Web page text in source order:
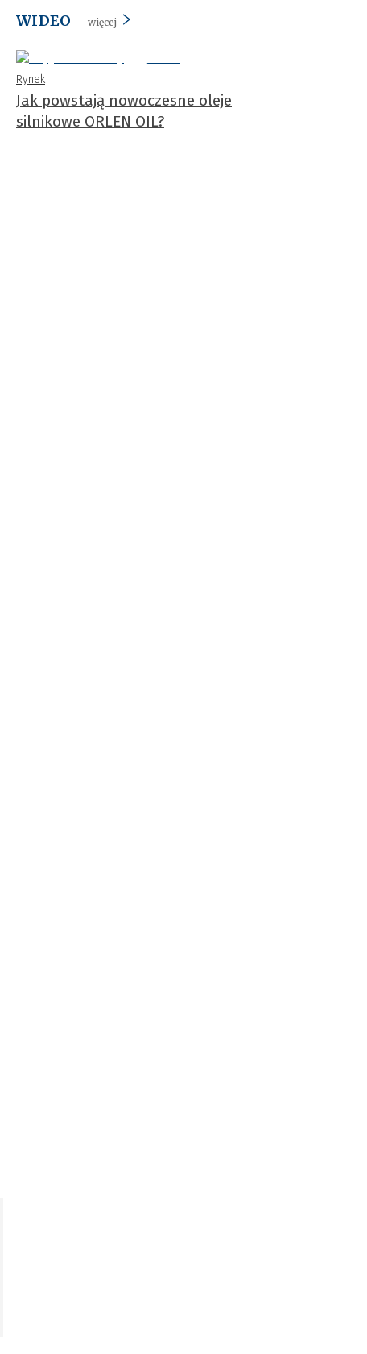
WIDEO
więcej
Rynek
Jak powstają nowoczesne oleje
silnikowe ORLEN OIL?